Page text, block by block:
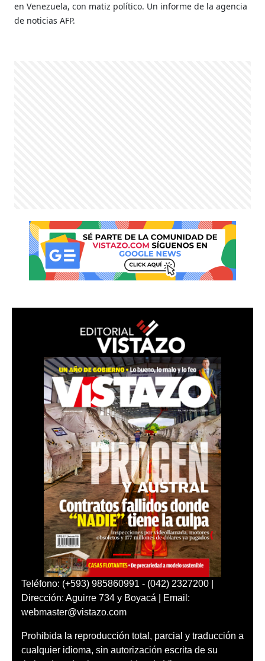
en Venezuela, con matiz político. Un informe de la agencia
de noticias AFP.
Teléfono: (+593) 985860991 - (042) 2327200 |
Dirección: Aguirre 734 y Boyacá | Email:
webmaster@vistazo.com
Prohibida la reproducción total, parcial y traducción a
cualquier idioma, sin autorización escrita de su